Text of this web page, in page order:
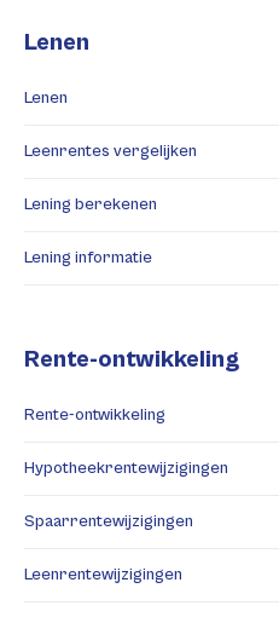
Lenen
Lenen
Leenrentes vergelijken
Lening berekenen
Lening informatie
Rente-ontwikkeling
Rente-ontwikkeling
Hypotheekrentewijzigingen
Spaarrentewijzigingen
Leenrentewijzigingen